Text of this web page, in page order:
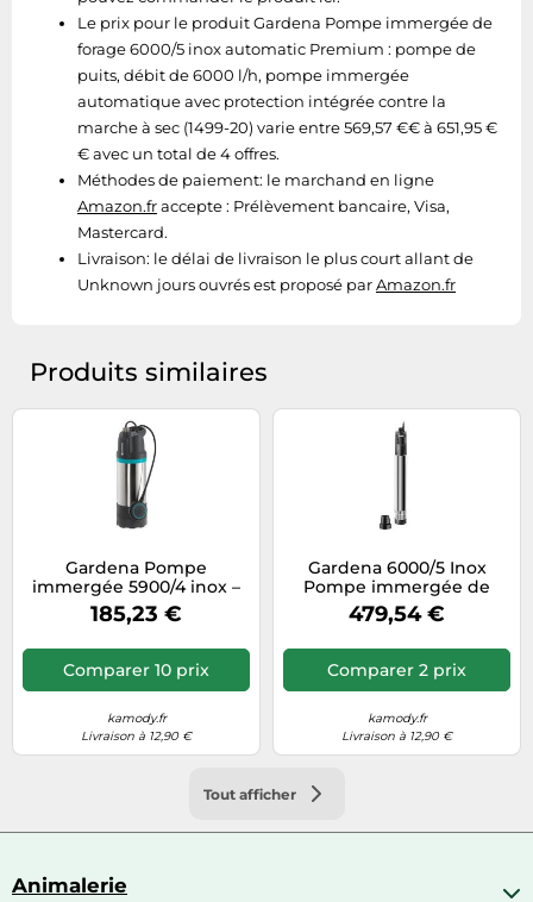
Le prix pour le produit Gardena Pompe immergée de
forage 6000/5 inox automatic Premium : pompe de
puits, débit de 6000 l/h, pompe immergée
automatique avec protection intégrée contre la
marche à sec (1499-20) varie entre 569,57 €€ à 651,95 €
€ avec un total de 4 offres.
Méthodes de paiement: le marchand en ligne
Amazon.fraccepte : Prélèvement bancaire, Visa,
Mastercard.
Livraison: le délai de livraison le plus court allant de
Unknown jours ouvrés est proposé parAmazon.fr
Produits similaires
Gardena Pompe
immergée 5900/4 inox –
900 W – 5 900 l/h – 1768-
20
185,23 €
Comparer 10 prix
kamody.fr
Livraison à 12,90 €
Gardena 6000/5 Inox
Pompe immergée de
forage 1499-20
479,54 €
Comparer 2 prix
kamody.fr
Livraison à 12,90 €
Tout afficher
Animalerie